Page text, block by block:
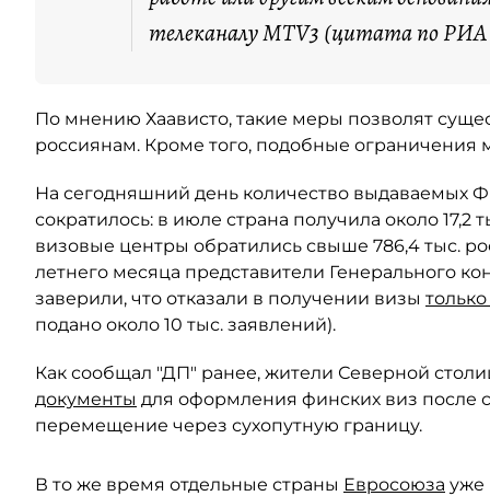
телеканалу MTV3 (цитата по
По мнению Хаависто, такие меры позволят
россиянам. Кроме того, подобные ограничения
На сегодняшний день количество выдаваемых
сократилось: в июле страна получила около 17,2
визовые центры обратились свыше 786,4 тыс.
летнего месяца представители Генерального
заверили, что отказали в получении визы
подано около 10 тыс. заявлений).
Как сообщал "ДП" ранее, жители Северной
документы для оформления финских виз после
перемещение через сухопутную границу.
В то же время отдельные страны Евросоюза уже